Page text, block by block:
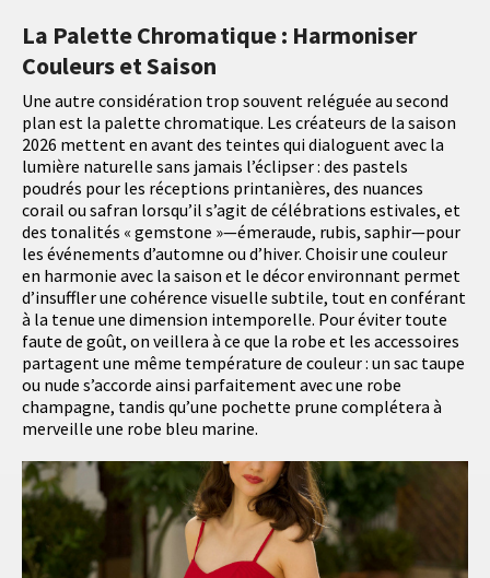
La Palette Chromatique : Harmoniser
Couleurs et Saison
Une autre considération trop souvent reléguée au second
plan est la palette chromatique. Les créateurs de la saison
2026 mettent en avant des teintes qui dialoguent avec la
lumière naturelle sans jamais l’éclipser : des pastels
poudrés pour les réceptions printanières, des nuances
corail ou safran lorsqu’il s’agit de célébrations estivales, et
des tonalités « gemstone »—émeraude, rubis, saphir—pour
les événements d’automne ou d’hiver. Choisir une couleur
en harmonie avec la saison et le décor environnant permet
d’insuffler une cohérence visuelle subtile, tout en conférant
à la tenue une dimension intemporelle. Pour éviter toute
faute de goût, on veillera à ce que la robe et les accessoires
partagent une même température de couleur : un sac taupe
ou nude s’accorde ainsi parfaitement avec une robe
champagne, tandis qu’une pochette prune complétera à
merveille une robe bleu marine.